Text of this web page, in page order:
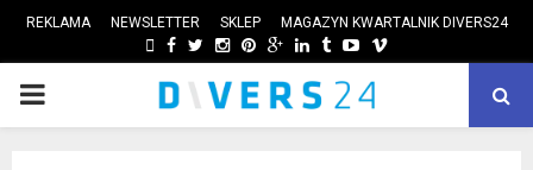
REKLAMA NEWSLETTER SKLEP MAGAZYN KWARTALNIK DIVERS24
FACEBOOK
TWITTER
INSTAGRAM
PINTEREST
GOOGLE
LINKEDIN
TUMBLRYOUTUBE
VIMEO
PRIMARY